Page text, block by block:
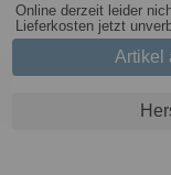
Online derzeit leider
Lieferkosten jetzt
Artikel